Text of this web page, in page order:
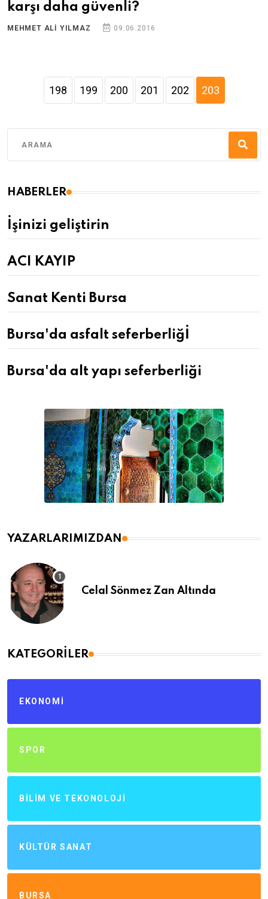
karşı daha güvenli?
MEHMET ALI YILMAZ 09.06.2016
198 199 200 201 202 203
HABERLER
İşinizi geliştirin
ACI KAYIP
Sanat Kenti Bursa
Bursa'da asfalt seferberliğİ
Bursa'da alt yapı seferberliği
YAZARLARIMIZDAN
Celal Sönmez Zan Altında
KATEGORILER
EKONOMI
SPOR
BILIM VE TEKONOLOJI
KÜLTÜR SANAT
BURSA